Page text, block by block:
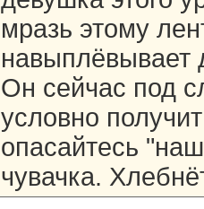
мразь этому
навыплёвывает
Он сейчас под
условно
опасайтесь
чувачка.